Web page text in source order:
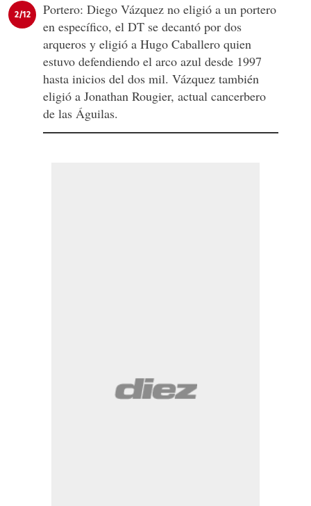
2/12
Portero: Diego Vázquez no eligió a un portero
en específico, el DT se decantó por dos
arqueros y eligió a Hugo Caballero quien
estuvo defendiendo el arco azul desde 1997
hasta inicios del dos mil. Vázquez también
eligió a Jonathan Rougier, actual cancerbero
de las Águilas.